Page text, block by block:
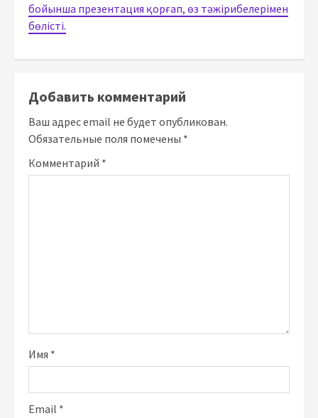
бойынша презентация қорғап, өз тәжірибелерімен
бөлісті.
Добавить комментарий
Ваш адрес email не будет опубликован.
Обязательные поля помечены *
Комментарий *
Имя *
Email *